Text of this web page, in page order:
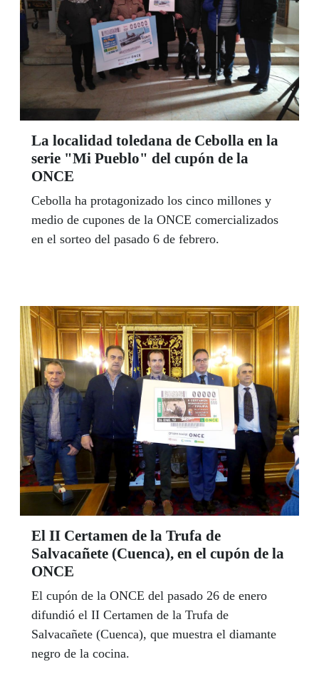
La localidad toledana de Cebolla en la
serie "Mi Pueblo" del cupón de la
ONCE
Cebolla ha protagonizado los cinco millones y
medio de cupones de la ONCE comercializados
en el sorteo del pasado 6 de febrero.
El II Certamen de la Trufa de
Salvacañete (Cuenca), en el cupón de la
ONCE
El cupón de la ONCE del pasado 26 de enero
difundió el II Certamen de la Trufa de
Salvacañete (Cuenca), que muestra el diamante
negro de la cocina.